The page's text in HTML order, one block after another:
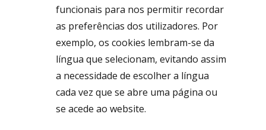
funcionais para nos permitir recordar
as preferências dos utilizadores. Por
exemplo, os cookies lembram-se da
língua que selecionam, evitando assim
a necessidade de escolher a língua
cada vez que se abre uma página ou
se acede ao website.